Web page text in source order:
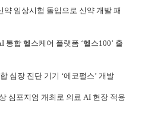
약 임상시험 돌입으로 신약 개발 패
통합 헬스케어 플랫폼 ‘헬스100’ 출
심장 진단 기기 ‘에코펄스’ 개발
심포지엄 개최로 의료 AI 현장 적용